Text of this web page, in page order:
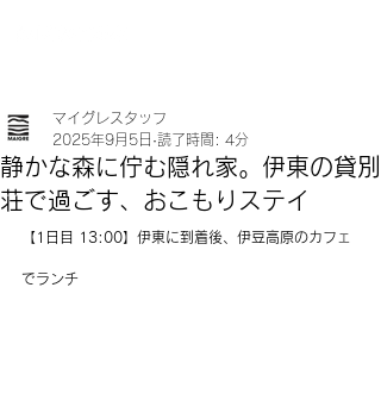
静かな森に佇む隠れ家。伊東の貸別
荘で過ごす、おこもりステイ
マイグレスタッフ
2025年9月5日 読了時間: 4分
【1日目 13:00】伊東に到着後、伊豆高原のカフェ
でランチ